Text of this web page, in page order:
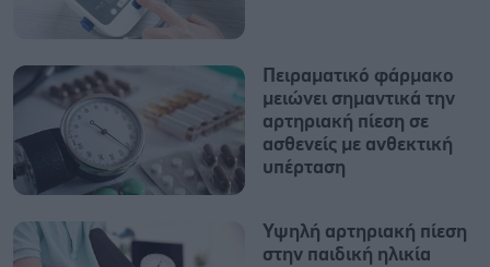
Πειραματικό φάρμακο
μειώνει σημαντικά την
αρτηριακή πίεση σε
ασθενείς με ανθεκτική
υπέρταση
Υψηλή αρτηριακή πίεση
στην παιδική ηλικία